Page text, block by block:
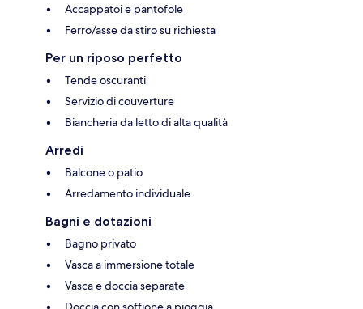
Accappatoi e pantofole
Ferro/asse da stiro su richiesta
Per un riposo perfetto
Tende oscuranti
Servizio di couverture
Biancheria da letto di alta qualità
Arredi
Balcone o patio
Arredamento individuale
Bagni e dotazioni
Bagno privato
Vasca a immersione totale
Vasca e doccia separate